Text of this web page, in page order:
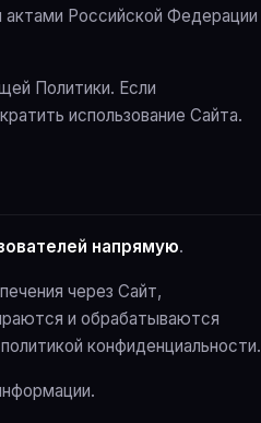
Российской Федерации
Политики. Если
использование Сайта.
напрямую.
через Сайт,
и обрабатываются
конфиденциальности.